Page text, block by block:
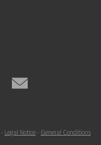
- Legal Notice- General Conditions